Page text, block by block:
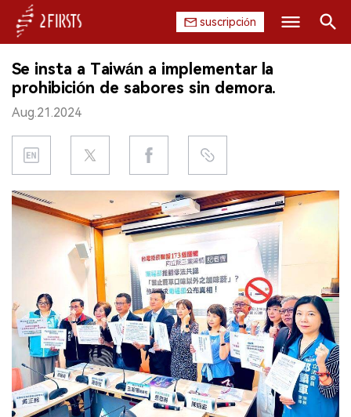
suscripción
INICIO
EMPRESA
PRODUCTO
REGULACIÓN
CHINA
EXPOSICIÓN
ENTREVISTA
Se insta a Taiwán a implementar la
prohibición de sabores sin demora.
Aug.21.2024